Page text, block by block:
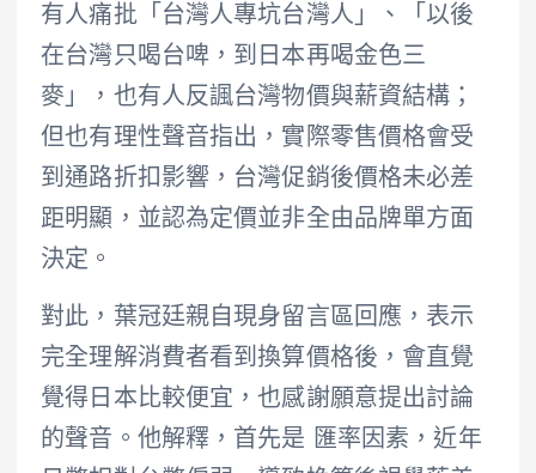
有人痛批「台灣人專坑台灣人」、「以後
在台灣只喝台啤，到日本再喝金色三
麥」，也有人反諷台灣物價與薪資結構；
但也有理性聲音指出，實際零售價格會受
到通路折扣影響，台灣促銷後價格未必差
距明顯，並認為定價並非全由品牌單方面
決定。
對此，葉冠廷親自現身留言區回應，表示
完全理解消費者看到換算價格後，會直覺
覺得日本比較便宜，也感謝願意提出討論
的聲音。他解釋，首先是 匯率因素，近年